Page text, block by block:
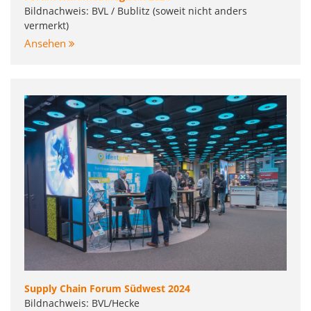
Bildnachweis: BVL / Bublitz (soweit nicht anders
vermerkt)
Ansehen
Supply Chain Forum Südwest 2024
Bildnachweis: BVL/Hecke